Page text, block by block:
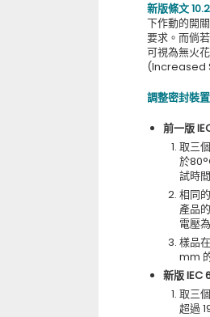
新版條文
下作動的開
要求。而倘
可視為無火
(Increased
調整密封裝
前一版
取三
於
試時
相同
產品
電壓
樣品
mm
新版 IEC
取三
超過